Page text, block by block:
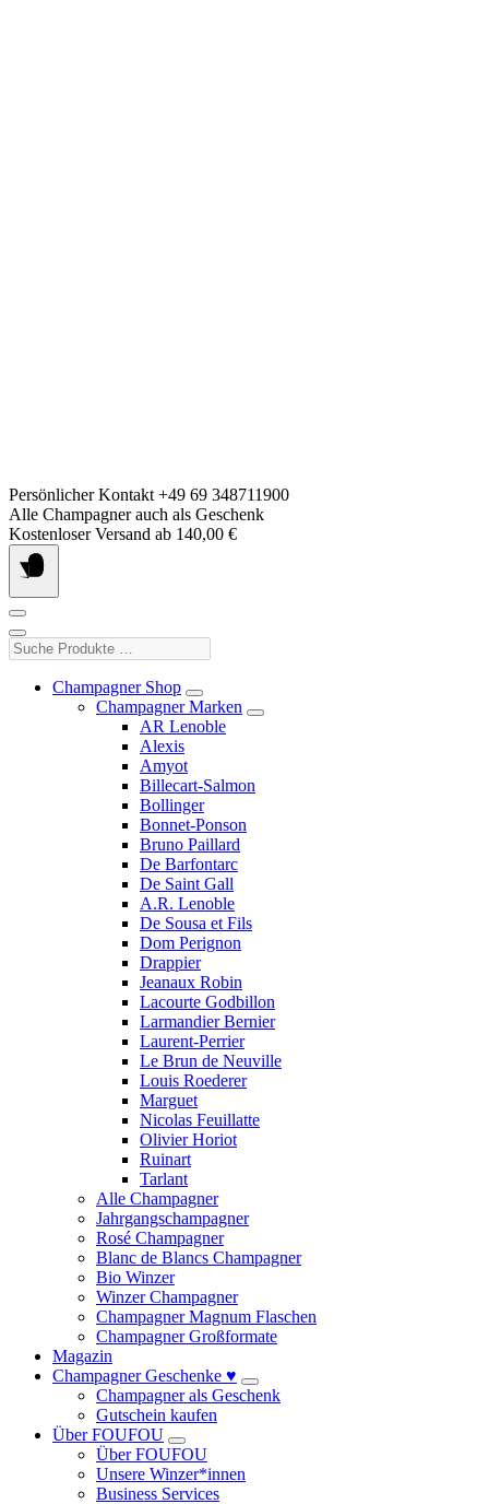
Springe
zum
Inhalt
Persönlicher Kontakt +49 69 348711900
Alle Champagner auch als Geschenk
Kostenloser Versand ab 140,00 €
Suche
Produkte
Champagner Shop
Champagner Marken
AR Lenoble
Alexis
Amyot
Billecart-Salmon
Bollinger
Bonnet-Ponson
Bruno Paillard
De Barfontarc
De Saint Gall
A.R. Lenoble
De Sousa et Fils
Dom Perignon
Drappier
Jeanaux Robin
Lacourte Godbillon
Larmandier Bernier
Laurent-Perrier
Le Brun de Neuville
Louis Roederer
Marguet
Nicolas Feuillatte
Olivier Horiot
Ruinart
Tarlant
Alle Champagner
Jahrgangschampagner
Rosé Champagner
Blanc de Blancs Champagner
Bio Winzer
Winzer Champagner
Champagner Magnum Flaschen
Champagner Großformate
Magazin
Champagner Geschenke ♥
Champagner als Geschenk
Gutschein kaufen
Über FOUFOU
Über FOUFOU
Unsere Winzer*innen
Business Services